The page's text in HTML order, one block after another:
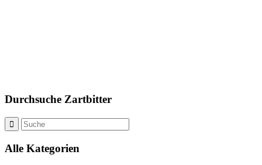
Durchsuche Zartbitter
Alle Kategorien